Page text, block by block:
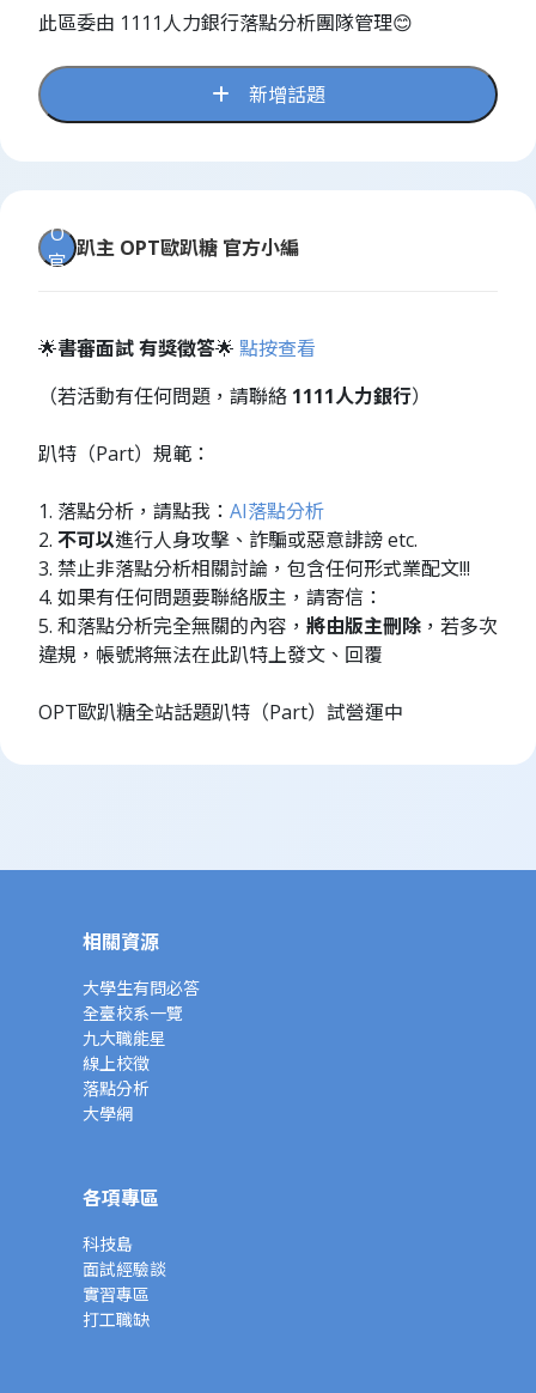
此區委由 1111人力銀行落點分析團隊管理😊
新增話題
O
官
趴主 OPT歐趴糖 官方小編
🌟書審面試 有獎徵答🌟 點按查看
（若活動有任何問題，請聯絡 1111人力銀行）
趴特（Part）規範：
1. 落點分析，請點我： AI落點分析
2. 不可以進行人身攻擊、詐騙或惡意誹謗 etc.
3. 禁止非落點分析相關討論，包含任何形式業配文!!!
4. 如果有任何問題要聯絡版主，請寄信：
5. 和落點分析完全無關的內容， 將由版主刪除 ，若多次
違規，帳號將無法在此趴特上發文、回覆
OPT歐趴糖全站話題趴特（Part）試營運中
相關資源
大學生有問必答
全臺校系一覽
九大職能星
線上校徵
落點分析
大學網
各項專區
科技島
面試經驗談
實習專區
打工職缺